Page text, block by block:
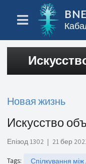
Новая жизнь
Искусство
Епізод 1302 | 21 бер
Tags: Спілкування